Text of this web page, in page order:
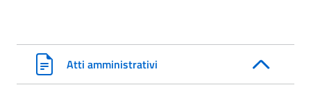
Atti amministrativi